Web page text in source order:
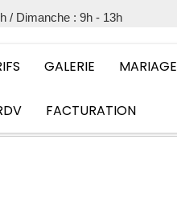
/ Dimanche : 9h - 13h
GALERIE MARIAGE
FACTURATION